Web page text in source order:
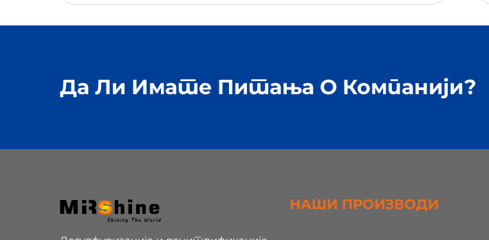
Да Ли Имате Питања О Компанији?
НАШИ ПРОИЗВОДИ